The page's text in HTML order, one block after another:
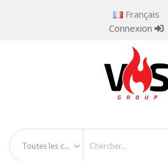
Français
Connexion
Toutes les catégories